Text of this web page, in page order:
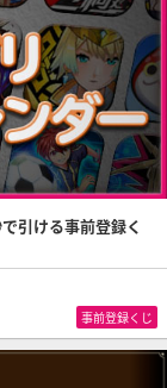
引ける事前登録く
事前登録くじ